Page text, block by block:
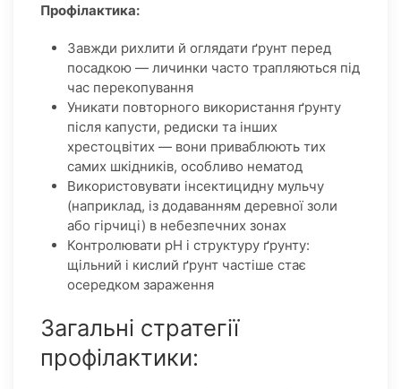
Профілактика:
Завжди рихлити й оглядати ґрунт перед
посадкою — личинки часто трапляються під
час перекопування
Уникати повторного використання ґрунту
після капусти, редиски та інших
хрестоцвітих — вони приваблюють тих
самих шкідників, особливо нематод
Використовувати інсектицидну мульчу
(наприклад, із додаванням деревної золи
або гірчиці) в небезпечних зонах
Контролювати pH і структуру ґрунту:
щільний і кислий ґрунт частіше стає
осередком зараження
Загальні стратегії
профілактики: